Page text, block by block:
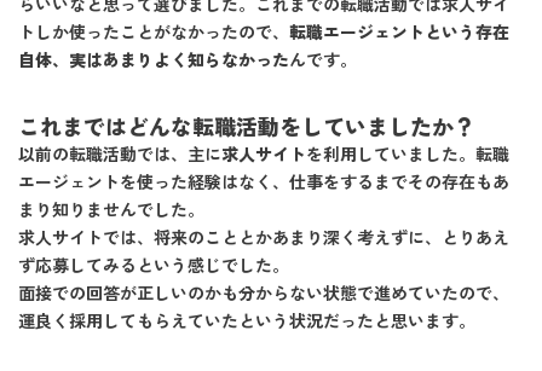
トしか使ったことがなかったので、 転職エージェントという存在
自体、実はあまりよく知らなかったんです。
これまではどんな転職活動をしていましたか？
以前の転職活動では、主に求人サイトを利用していました。転職
エージェントを使った経験はなく、仕事をするまでその存在もあ
まり知りませんでした。
求人サイトでは、将来のこととかあまり深く考えずに、とりあえ
ず応募してみるという感じでした。
面接での回答が正しいのかも分からない状態で進めていたので、
運良く採用してもらえていたという状況だったと思います。